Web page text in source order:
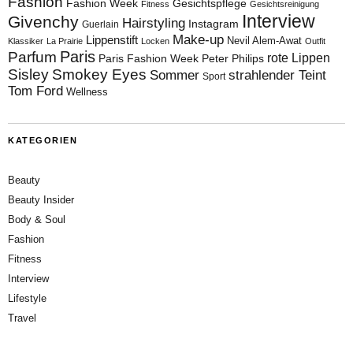
Fashion Week Fitness Gesichtspflege Gesichtsreinigung
Givenchy Guerlain Hairstyling Instagram Interview
Klassiker La Prairie Lippenstift Locken Make-up Nevil Alem-Awat Outfit
Parfum Paris Paris Fashion Week Peter Philips rote Lippen
Sisley Smokey Eyes Sommer Sport strahlender Teint
Tom Ford Wellness
KATEGORIEN
Beauty
Beauty Insider
Body & Soul
Fashion
Fitness
Interview
Lifestyle
Travel